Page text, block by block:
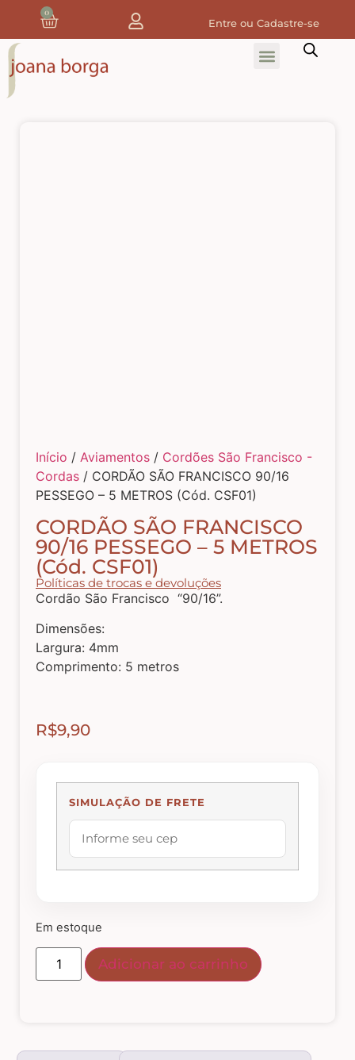
0
Entre ou Cadastre-se
Home
Tecidos Estampados e Florais
Tecidos Estampas de Cozinha
Tecidos de Páscoa
MDF – CAIXAS E APLIQUES
Abóboras
Arabescos e Cantoneiras
Casinhas – Cercas – Portões – Luminárias –
Janelas
Início / Aviamentos / Cordões São Francisco -
Cordas / CORDÃO SÃO FRANCISCO 90/16
PESSEGO – 5 METROS (Cód. CSF01)
CORDÃO SÃO FRANCISCO
90/16 PESSEGO – 5 METROS
(Cód. CSF01)
Políticas de trocas e devoluções
Cordão São Francisco “90/16”.
Dimensões:
Largura: 4mm
Comprimento: 5 metros
R$9,90
SIMULAÇÃO DE FRETE
Em estoque
Adicionar ao carrinho